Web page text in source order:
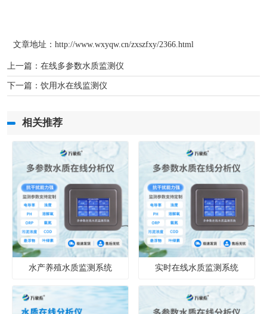
文章地址：http://www.wxyqw.cn/zxszfxy/2366.html
上一篇： 在线多参数水质监测仪
下一篇： 饮用水在线监测仪
相关推荐
水产养殖水质监测系统 实时在线水质监测系统